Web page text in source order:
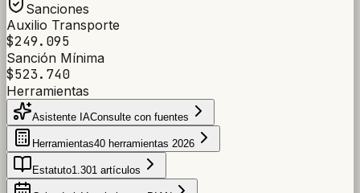
Sanciones
Auxilio Transporte
$249.095
Sanción Mínima
$523.740
Herramientas
Asistente IAConsulte con fuentes
Herramientas40 herramientas 2026
Estatuto1.301 artículos